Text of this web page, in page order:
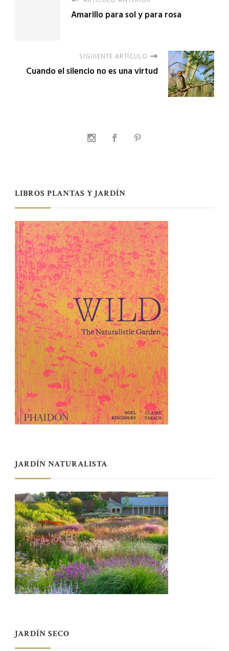
Amarillo para sol y para rosa
SIGUIENTE ARTÍCULO
Cuando el silencio no es una virtud
LIBROS PLANTAS Y JARDÍN
JARDÍN NATURALISTA
JARDÍN SECO